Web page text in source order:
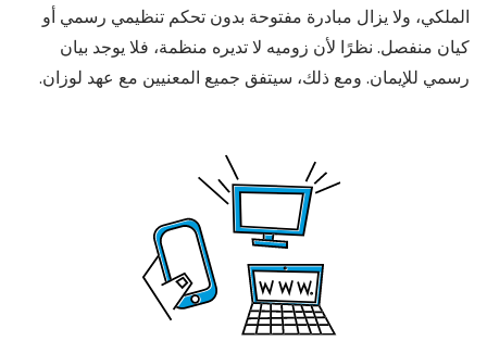
الملكي، ولا يزال مبادرة مفتوحة بدون تحكم تنظيمي رسمي أو
كيان منفصل. نظرًا لأن زوميه لا تديره منظمة، فلا يوجد بيان
رسمي للإيمان. ومع ذلك، سيتفق جميع المعنيين مع عهد لوزان.